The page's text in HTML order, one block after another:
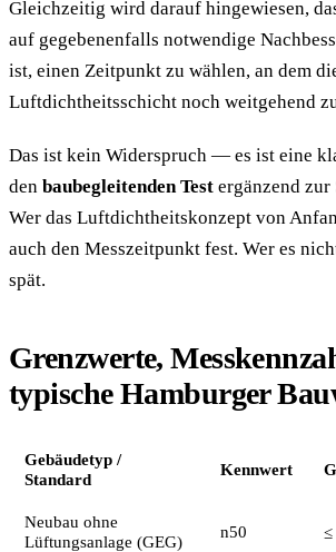
Gleichzeitig wird darauf hingewiesen,
auf gegebenenfalls notwendige
ist, einen Zeitpunkt zu wählen, an dem
Luftdichtheitsschicht noch weitgehend
Das ist kein Widerspruch — es ist eine
den baubegleitenden Test ergänzend zur
Wer das Luftdichtheitskonzept von
auch den Messzeitpunkt fest. Wer es
spät.
Grenzwerte,
typische Hamburger
Gebäudetyp /
Standard
Kennwert
Neubau ohne
Lüftungsanlage (GEG)
n50 ≤